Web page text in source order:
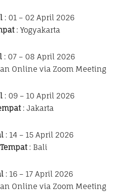
: 01 – 02 April 2026
: Yogyakarta
: 07 – 08 April 2026
Online via Zoom Meeting
: 09 – 10 April 2026
: Jakarta
: 14 – 15 April 2026
Tempat: Bali
: 16 – 17 April 2026
Online via Zoom Meeting